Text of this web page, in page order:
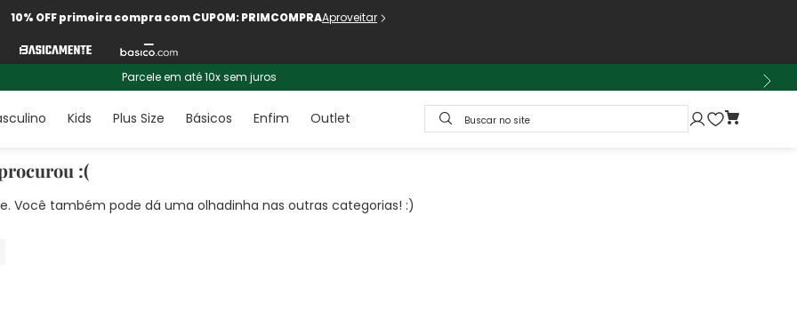
10% OFF primeira compra com CUPOM: PRIMCOMPRAAproveitar
Parcele em até 10x sem juros
Kids Plus Size Básicos Enfim Outlet Buscar no site
:(
Você também pode dá uma olhadinha nas outras categorias! :)